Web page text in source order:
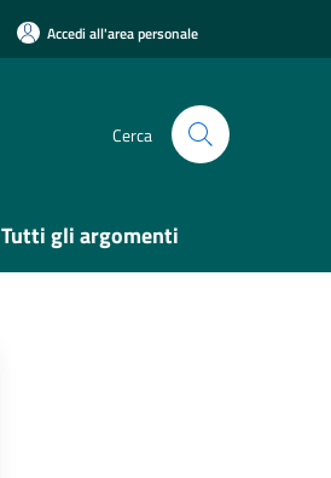
Accedi all'area personale
Cerca
Tutti gli argomenti